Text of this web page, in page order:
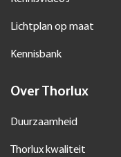
Lichtplan op maat
Kennisbank
Over Thorlux
Duurzaamheid
Thorlux kwaliteit